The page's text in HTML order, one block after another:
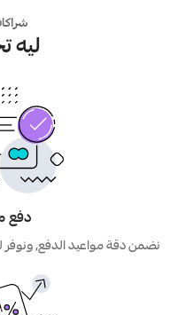
ليه
دفع
نضمن دقة مواعيد الدفع, ونوفر